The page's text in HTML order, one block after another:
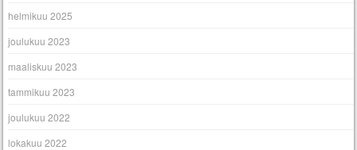
helmikuu 2025
joulukuu 2023
maaliskuu 2023
tammikuu 2023
joulukuu 2022
lokakuu 2022